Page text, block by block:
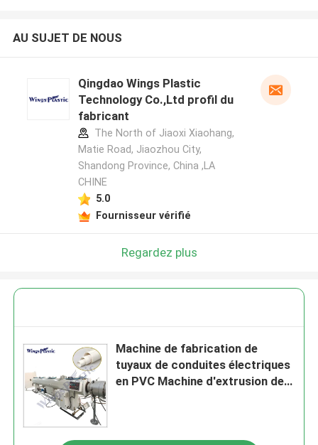
AU SUJET DE NOUS
Qingdao Wings Plastic
Technology Co.,Ltd profil du
fabricant
The North of Jiaoxi Xiaohang,
Matie Road, Jiaozhou City,
Shandong Province, China ,LA
CHINE
5.0
Fournisseur vérifié
Regardez plus
Machine de fabrication de
tuyaux de conduites électriques
en PVC Machine d'extrusion de